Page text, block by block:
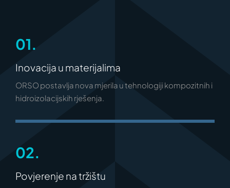
01.
Inovacija u materijalima
ORSO postavlja nova mjerila u tehnologiji kompozitnih i
hidroizolacijskih rješenja.
02.
Povjerenje na tržištu